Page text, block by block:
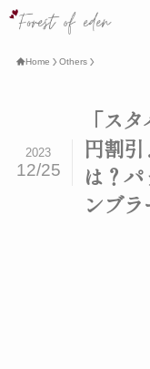
Home Others
「ス
円割
は？
ンブ
2023
12/25